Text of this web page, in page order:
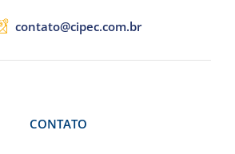
contato@cipec.com.br
CONTATO